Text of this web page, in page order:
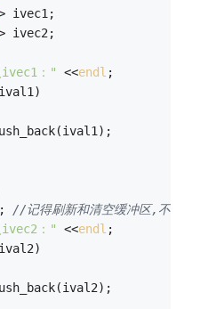
ivec1;
ivec2;
ivec1：" <<endl ;
//记得刷新和清空缓冲区,不然接收
ivec2：" <<endl ;